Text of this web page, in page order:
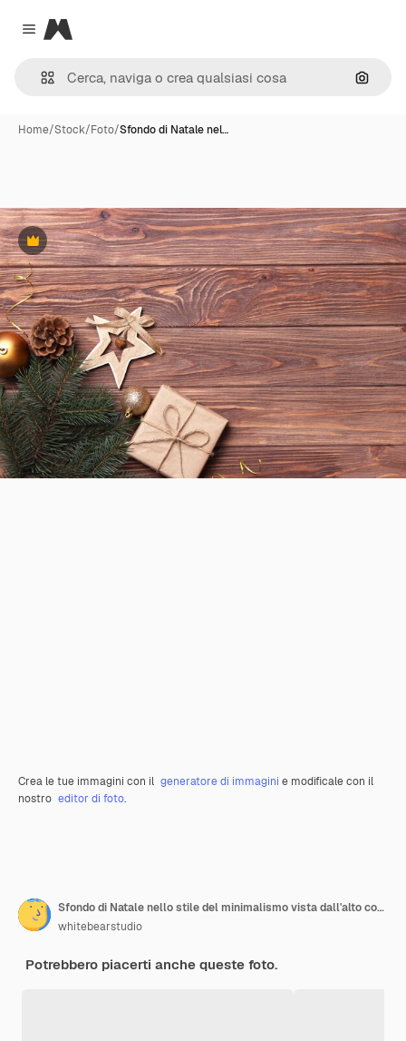
Close menu
Magnific
Cerca
Home/Stock/Foto/Sfondo di Natale nel…
Premium
Crea le tue immagini con il generatore di immagini e modificale con il
nostro editor di foto.
Sfondo di Natale nello stile del minimalismo vista dall'alto con posto per il testo
whitebearstudio
Potrebbero piacerti anche queste foto.